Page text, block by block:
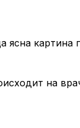
картина
на